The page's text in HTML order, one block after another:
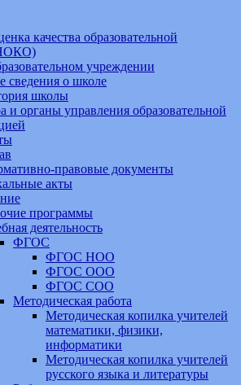
качества образовательной
учреждении
сведения о школе
школы
и органы управления образовательной
правовые документы
акты
программы
деятельность
ФГОС
ФГОС НОО
ФГОС ООО
ФГОС СОО
Методическая работа
Методическая копилка учителей
математики, физики,
информатики
Методическая копилка учителей
русского языка и литературы